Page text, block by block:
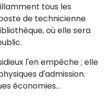
tous les
de technicienne
où elle sera
l'en empêche ; elle
d'admission.
économies...